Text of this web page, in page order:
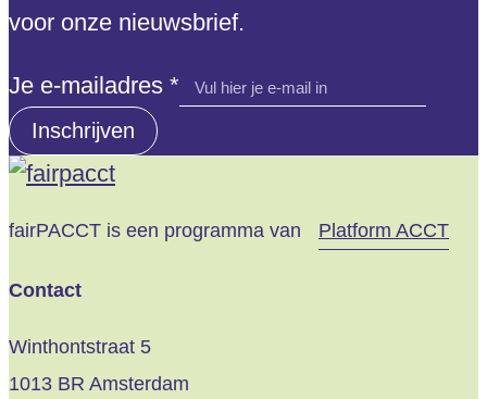
voor onze nieuwsbrief.
e-
mailadres
Je
Je e-mailadres *
Inschrijven
fairPACCT is een programma van Platform ACCT
Contact
Winthontstraat 5
1013 BR Amsterdam